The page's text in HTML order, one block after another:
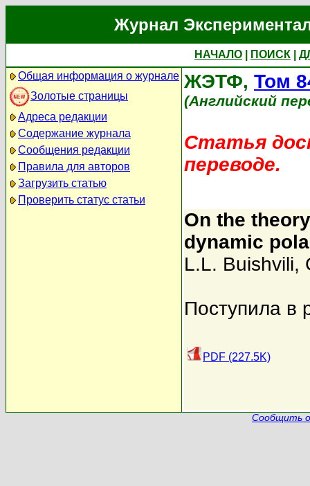
Журнал
НАЧАЛО ПОИСК
Общая информация о журнале
Золотые страницы
Адреса редакции
Содержание журнала
Сообщения редакции
Правила для авторов
Загрузить статью
Проверить статус статьи
ЖЭТФ, Том
(Английский
Статья
переводе.
On the
dynamic
L.L. Buishvili,
Поступила в
PDF (227.5K)
Сообщить о